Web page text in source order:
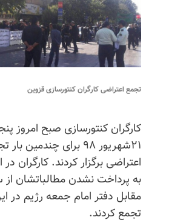
تجمع اعتراضی کارگران کنتورسازی قزوین
کارگران کنتورسازی صبح امروز
۲۱شهریور ۹۸ برای چندمین
اعتراضی برگزار کردند. کارگران
مقابل دفتر امام جمعه رژیم در
تجمع کردند.